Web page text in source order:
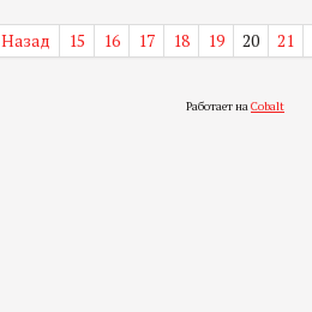
Назад 15 16 17 18 19 20 21
Работает наCobalt